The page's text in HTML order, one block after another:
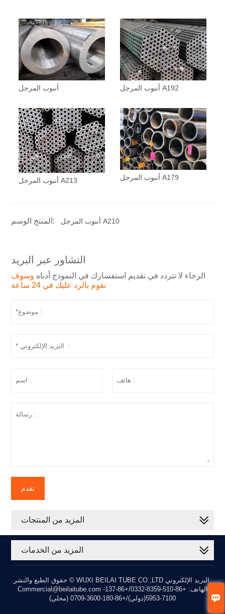

أنبوب المرجل أنبوب المرجل A192
أنبوب المرجل A213 أنبوب المرجل A179
المنتج الوسم: أنبوب المرجل A210
التشاور عبر البريد
الرجاء لا تتردد في تقديم استفسارك في النموذج أدناه وسوف
نقوم بالرد عليك في 24 ساعة
تقدم
المزيد من المنتجات
المزيد من الخدمات
حقوق الطبع والنشر © WUXI BEILAI TUBE CO.,LTD البريد الإلكتروني:
Commercial@beilaitube.com الهاتف: +86-510-8359-0332/+86-137-
7100-5953(دولي)/+86-180-3600-0709 (محلي)